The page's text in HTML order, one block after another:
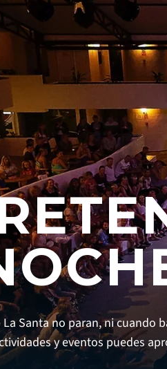
Santa no paran, ni
y eventos puedes